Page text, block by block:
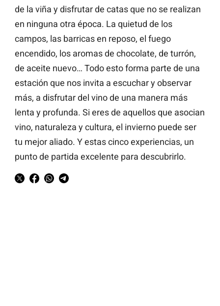
de la viña y disfrutar de catas que no se realizan
en ninguna otra época. La quietud de los
campos, las barricas en reposo, el fuego
encendido, los aromas de chocolate, de turrón,
de aceite nuevo… Todo esto forma parte de una
estación que nos invita a escuchar y observar
más, a disfrutar del vino de una manera más
lenta y profunda. Si eres de aquellos que asocian
vino, naturaleza y cultura, el invierno puede ser
tu mejor aliado. Y estas cinco experiencias, un
punto de partida excelente para descubrirlo.